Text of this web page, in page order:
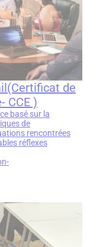
de
CCE )
basé sur la
de
rencontrées
réflexes